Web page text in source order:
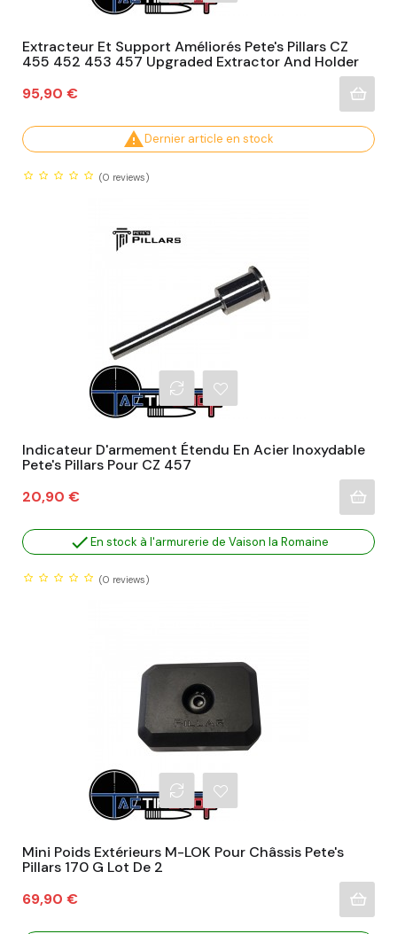
Extracteur Et Support Améliorés Pete's Pillars CZ
455 452 453 457 Upgraded Extractor And Holder
Prix
95,90 €
Dernier article en stock
(0 reviews)
Indicateur D'armement Étendu En Acier Inoxydable
Pete's Pillars Pour CZ 457
Prix
20,90 €
En stock à l'armurerie de Vaison la Romaine
(0 reviews)
Mini Poids Extérieurs M-LOK Pour Châssis Pete's
Pillars 170 G Lot De 2
Prix
69,90 €